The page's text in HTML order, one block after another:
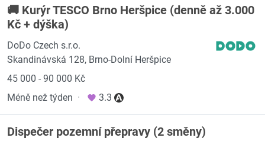
🚚 Kurýr TESCO Brno Heršpice (denně až 3.000
Kč + dýška)
DoDo Czech s.r.o.
Skandinávská 128, Brno-Dolní Heršpice
45 000 - 90 000 Kč
Méně než týden · 3.3
Dispečer pozemní přepravy (2 směny)